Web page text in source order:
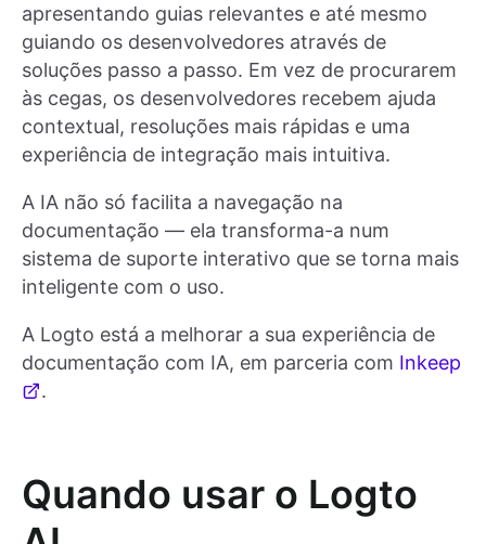
apresentando guias relevantes e até mesmo
guiando os desenvolvedores através de
soluções passo a passo. Em vez de procurarem
às cegas, os desenvolvedores recebem ajuda
contextual, resoluções mais rápidas e uma
experiência de integração mais intuitiva.
A IA não só facilita a navegação na
documentação — ela transforma-a num
sistema de suporte interativo que se torna mais
inteligente com o uso.
A Logto está a melhorar a sua experiência de
documentação com IA, em parceria com Inkeep
.
Quando usar o Logto